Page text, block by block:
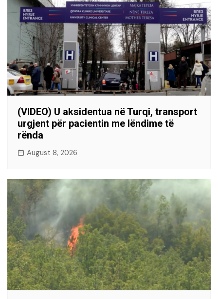
(VIDEO) U aksidentua në Turqi, transport
urgjent për pacientin me lëndime të
rënda
August 8, 2026